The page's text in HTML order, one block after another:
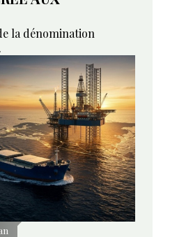
la dénomination